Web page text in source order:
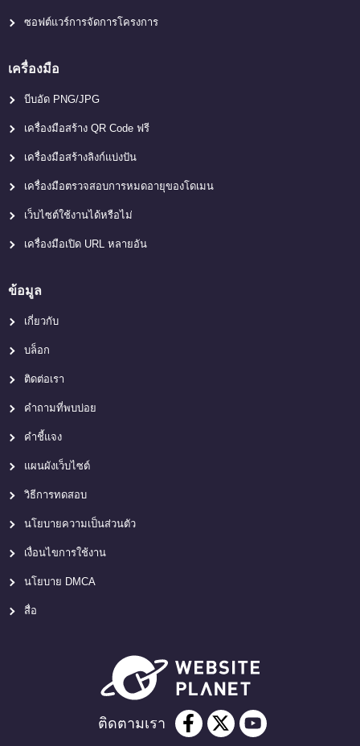
ซอฟต์แวร์การจัดการโครงการ
เครื่องมือ
บีบอัด PNG/JPG
เครื่องมือสร้าง QR Code ฟรี
เครื่องมือสร้างลิงก์แบ่งปัน
เครื่องมือตรวจสอบการหมดอายุของโดเมน
เว็บไซต์ใช้งานได้หรือไม่
เครื่องมือเปิด URL หลายอัน
ข้อมูล
เกี่ยวกับ
บล็อก
ติดต่อเรา
คำถามที่พบบ่อย
คำชี้แจง
แผนผังเว็บไซต์
วิธีการทดสอบ
นโยบายความเป็นส่วนตัว
เงื่อนไขการใช้งาน
นโยบาย DMCA
สื่อ
ติดตามเรา